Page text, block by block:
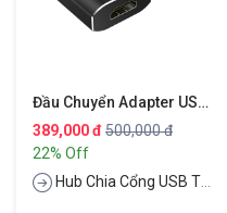
Đầu Chuyển Adapter USB 3.1 Type-C Ra Cổng HDMI Chuẩn 4k / 60Hz Hiệu CHOETECH HUB-H06
389,000 đ 500,000 đ
22% Off
Hub Chia Cổng USB Type-C